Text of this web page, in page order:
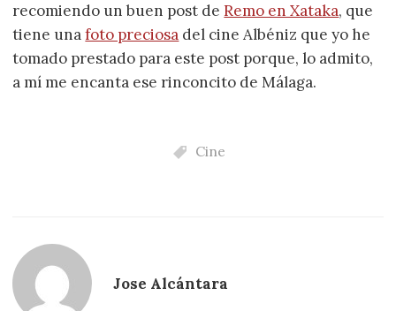
recomiendo un buen post deRemo en Xataka, que
tiene unafoto preciosa del cine Albéniz que yo he
tomado prestado para este post porque, lo admito,
a mí me encanta ese rinconcito de Málaga.
Cine
Jose Alcántara